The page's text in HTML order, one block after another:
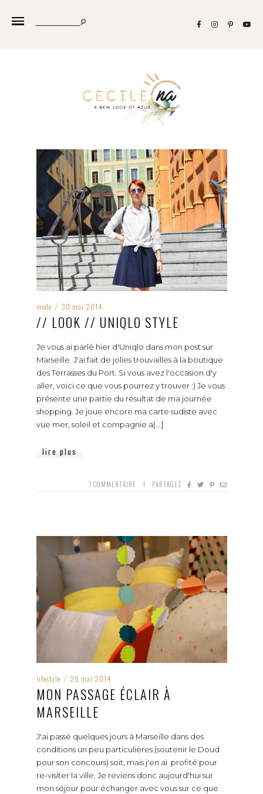
mode / 30 mai 2014
// LOOK // UNIQLO STYLE
Je vous ai parlé hier d'Uniqlo dans mon post sur
Marseille. J'ai fait de jolies trouvailles à la boutique
des Terrasses du Port. Si vous avez l'occasion d'y
aller, voici ce que vous pourrez y trouver :) Je vous
présente une partie du résultat de ma journée
shopping. Je joue encore ma carte sudiste avec
vue mer, soleil et compagnie a[...]
lire plus
1 COMMENTAIRE PARTAGEZ
lifestyle / 29 mai 2014
MON PASSAGE ÉCLAIR À
MARSEILLE
J'ai passé quelques jours à Marseille dans des
conditions un peu particulières (soutenir le Doud
pour son concours) soit, mais j'en ai profité pour
re-visiter la ville. Je reviens donc aujourd'hui sur
mon séjour pour échanger avec vous sur ce que